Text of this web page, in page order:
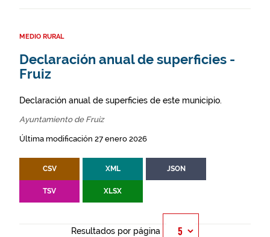
MEDIO RURAL
Declaración anual de superficies -
Fruiz
Declaración anual de superficies de este municipio.
Ayuntamiento de Fruiz
Última modificación 27 enero 2026
CSV XML JSON
TSV XLSX
Resultados por página